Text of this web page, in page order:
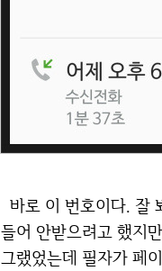
바로 이 번호이다. 잘 봐두도록 한다. 혹시 전화받으면 돈 빠져나가는 그런 전화사기가 아닐까 의심이
들어 안받으려고 했지
그랬었는데 필자가 페